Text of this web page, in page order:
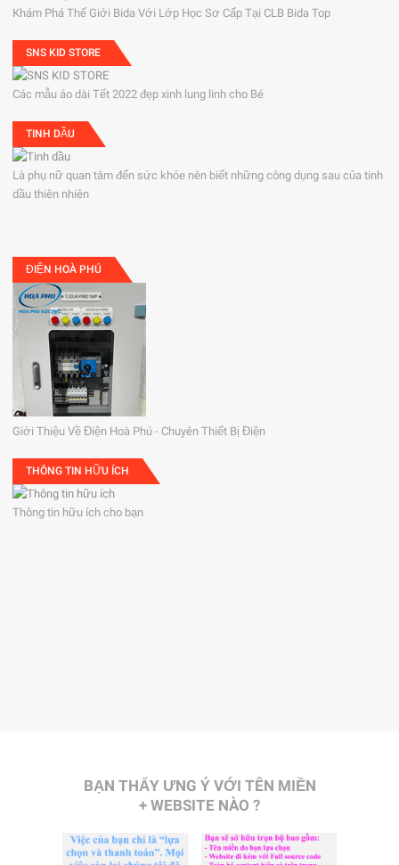
Khám Phá Thế Giới Bida Với Lớp Học Sơ Cấp Tại CLB Bida Top
SNS KID STORE
Các mẫu áo dài Tết 2022 đẹp xinh lung linh cho Bé
TINH DẦU
Là phụ nữ quan tâm đến sức khỏe nên biết những công dụng sau của tinh
dầu thiên nhiên
ĐIỆN HOÀ PHÚ
Giới Thiệu Về Điện Hoà Phú - Chuyên Thiết Bị Điện
THÔNG TIN HỮU ÍCH
Thông tin hữu ích cho bạn
BẠN THẤY ƯNG Ý VỚI TÊN MIỀN
+ WEBSITE NÀO ?